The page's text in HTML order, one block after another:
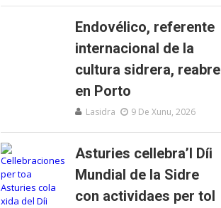
Endovélico, referente
internacional de la
cultura sidrera, reabre
en Porto
Lasidra 9 De Xunu, 2026
Asturies cellebra’l Díi
Mundial de la Sidre
con actividaes per tol